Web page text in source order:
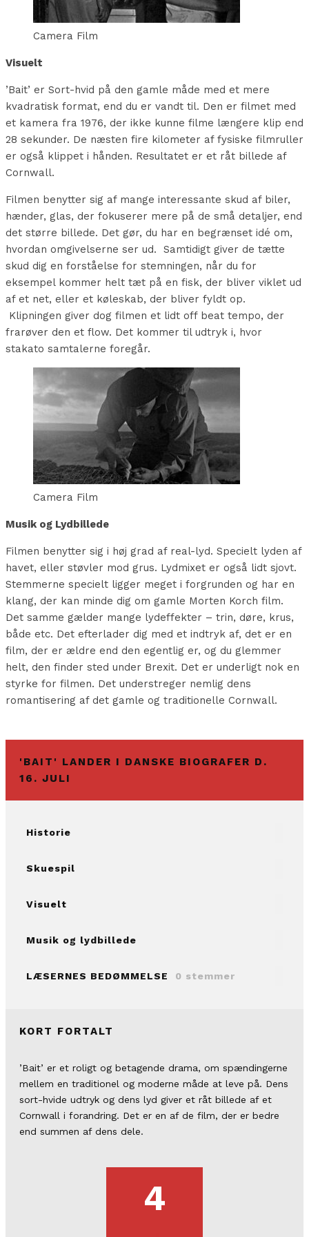
Camera Film
Visuelt
’Bait’ er Sort-hvid på den gamle måde med et mere
kvadratisk format, end du er vandt til. Den er filmet med
et kamera fra 1976, der ikke kunne filme længere klip end
28 sekunder. De næsten fire kilometer af fysiske filmruller
er også klippet i hånden. Resultatet er et råt billede af
Cornwall.
Filmen benytter sig af mange interessante skud af biler,
hænder, glas, der fokuserer mere på de små detaljer, end
det større billede. Det gør, du har en begrænset idé om,
hvordan omgivelserne ser ud. Samtidigt giver de tætte
skud dig en forståelse for stemningen, når du for
eksempel kommer helt tæt på en fisk, der bliver viklet ud
af et net, eller et køleskab, der bliver fyldt op.
Klipningen giver dog filmen et lidt off beat tempo, der
frarøver den et flow. Det kommer til udtryk i, hvor
stakato samtalerne foregår.
Camera Film
Musik og Lydbillede
Filmen benytter sig i høj grad af real-lyd. Specielt lyden af
havet, eller støvler mod grus. Lydmixet er også lidt sjovt.
Stemmerne specielt ligger meget i forgrunden og har en
klang, der kan minde dig om gamle Morten Korch film.
Det samme gælder mange lydeffekter – trin, døre, krus,
både etc. Det efterlader dig med et indtryk af, det er en
film, der er ældre end den egentlig er, og du glemmer
helt, den finder sted under Brexit. Det er underligt nok en
styrke for filmen. Det understreger nemlig dens
romantisering af det gamle og traditionelle Cornwall.
'BAIT' LANDER I DANSKE BIOGRAFER D.
16. JULI
KORT FORTALT
’Bait’ er et roligt og betagende drama, om spændingerne
mellem en traditionel og moderne måde at leve på. Dens
sort-hvide udtryk og dens lyd giver et råt billede af et
Cornwall i forandring. Det er en af de film, der er bedre
end summen af dens dele.
Historie
Skuespil
Visuelt
Musik og lydbillede
LÆSERNES BEDØMMELSE 0 stemmer
4